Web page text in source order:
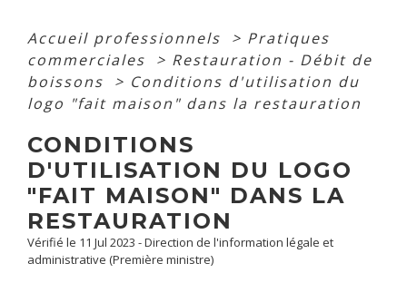
Accueil professionnels > Pratiques
commerciales
> Restauration - Débit de
boissons
> Conditions d'utilisation du
logo "fait maison" dans la restauration
CONDITIONS
D'UTILISATION DU LOGO
"FAIT MAISON" DANS LA
RESTAURATION
Vérifié le 11 Jul 2023 - Direction de l'information légale et
administrative (Première ministre)